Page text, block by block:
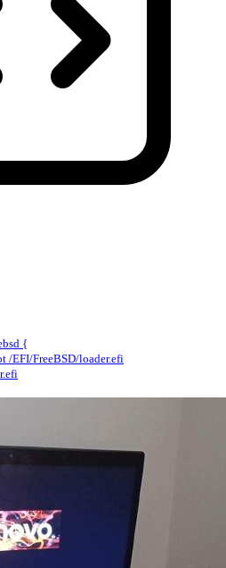
{
/EFI/FreeBSD/loader.efi